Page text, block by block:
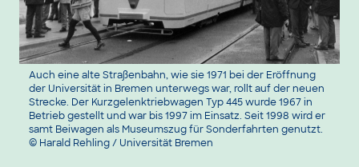
Auch eine alte Straßenbahn, wie sie 1971 bei der Eröffnung
der Universität in Bremen unterwegs war, rollt auf der neuen
Strecke. Der Kurzgelenktriebwagen Typ 445 wurde 1967 in
Betrieb gestellt und war bis 1997 im Einsatz. Seit 1998 wird er
samt Beiwagen als Museumszug für Sonderfahrten genutzt.
© Harald Rehling / Universität Bremen